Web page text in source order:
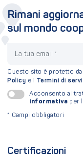
Certificazioni
Rimani
sul mondo
Questo sito è protetto da
Policy e i Termini di
Acconsento al
informativa per
* Campi obbligatori